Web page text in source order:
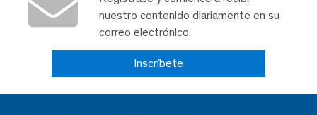
nuestro contenido diariamente en su
correo electrónico.
Inscríbete